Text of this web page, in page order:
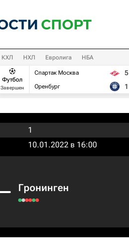
КХЛ НХЛ Евролига НБА
Футбол
Завершен
Спартак Москва
Оренбург
5
1
1
10.01.2022 в 16:00
Гронинген